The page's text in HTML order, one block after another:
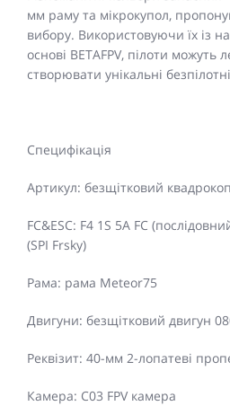
мм раму та мікрокупол,
вибору. Використовуючи їх із
основі BETAFPV, пілоти можуть
створювати унікальні
Специфікація
Артикул: безщітковий
FC&ESC: F4 1S 5A FC
(SPI Frsky)
Рама: рама Meteor75
Двигуни: безщітковий двигун
Реквізит: 40-мм 2-лопатеві
Камера: C03 FPV камера